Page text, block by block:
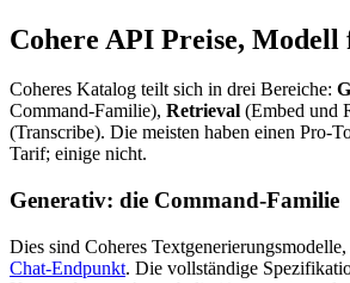
Cohere API Preise,
Coheres Katalog teilt sich in drei Bereiche:
Command-Familie), Retrieval (Embed und
(Transcribe). Die meisten haben einen Pro-
Tarif; einige nicht.
Generativ: die Command-Familie
Dies sind Coheres
Chat-Endpunkt. Die vollständige